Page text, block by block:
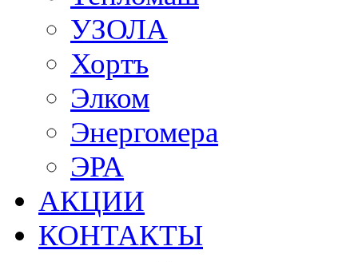
УЗОЛА
Хортъ
Элком
Энергомера
ЭРА
АКЦИИ
КОНТАКТЫ